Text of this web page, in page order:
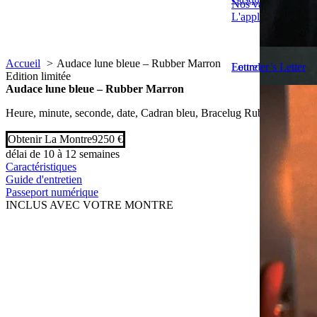
Accueil
Audace lune bleue – Rubber Marron
Edition limitée
Audace lune bleue – Rubber Marron
Heure, minute, seconde, date, Cadran bleu, Bracelug Rubber
Obtenir La Montre9250 €
délai de 10 à 12 semaines
Caractéristiques
Guide d'entretien
Passeport numérique
INCLUS AVEC VOTRE MONTRE
Nos valeurs
L'application
Lettre du
Founder’s Letter